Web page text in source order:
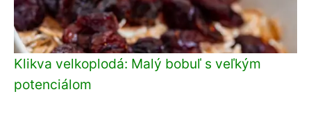
Klikva velkoplodá: Malý bobuľ s veľkým
potenciálom